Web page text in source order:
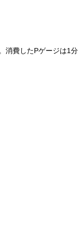
消費したPゲージは1分